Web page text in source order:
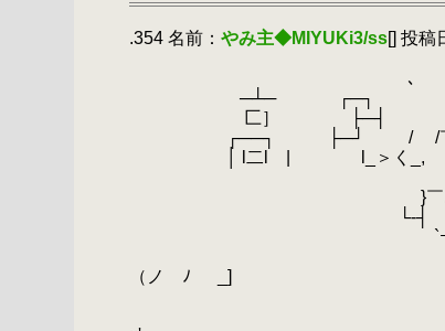
.354 名前：やみ主◆MIYUKi3/ss[] 投稿
､ ＿＿
─┴─ ┌─┐ / | /￣
匚］ ├─┤
┌──┐ ├─┘ / /￣/
│ l二l | l_＞
}￣
└‐┤ 生誕祭
`ｰ
__
（ノ ﾉ _]
／:.ハ
-―…´: : : : .